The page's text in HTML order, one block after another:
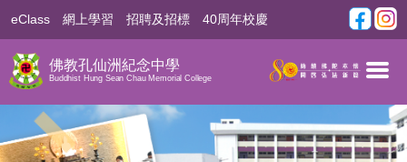
佛教孔仙洲紀念中學
Buddhist Hung Sean Chau Memorial College
eClass 網上學習 招聘及招標 40周年校慶